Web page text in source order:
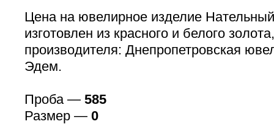
Цена на ювелирное изделие
изготовлен из красного и белого
производителя: Днепропетровская
Эдем.
Проба — 585
Размер — 0